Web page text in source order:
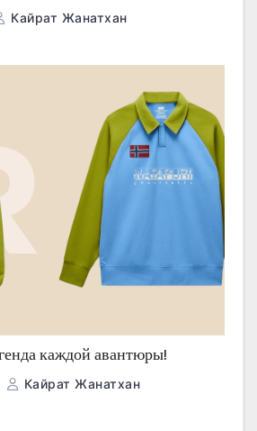
Кайрат Жанатхан
каждой авантюры!
Кайрат Жанатхан